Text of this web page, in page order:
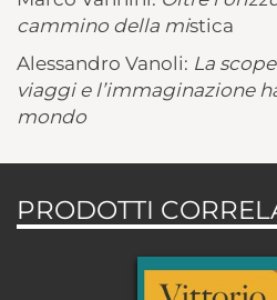
cammino della mistica
Alessandro Vanoli: La
viaggi e l’immaginazione
mondo
PRODOTTI